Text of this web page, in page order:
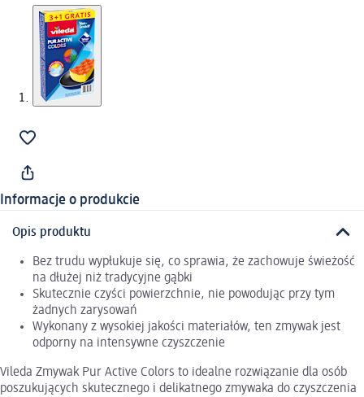
Informacje o produkcie
Opis produktu
Bez trudu wypłukuje się, co sprawia, że zachowuje świeżość
na dłużej niż tradycyjne gąbki
Skutecznie czyści powierzchnie, nie powodując przy tym
żadnych zarysowań
Wykonany z wysokiej jakości materiałów, ten zmywak jest
odporny na intensywne czyszczenie
Vileda Zmywak Pur Active Colors to idealne rozwiązanie dla osób
poszukujących skutecznego i delikatnego zmywaka do czyszczenia